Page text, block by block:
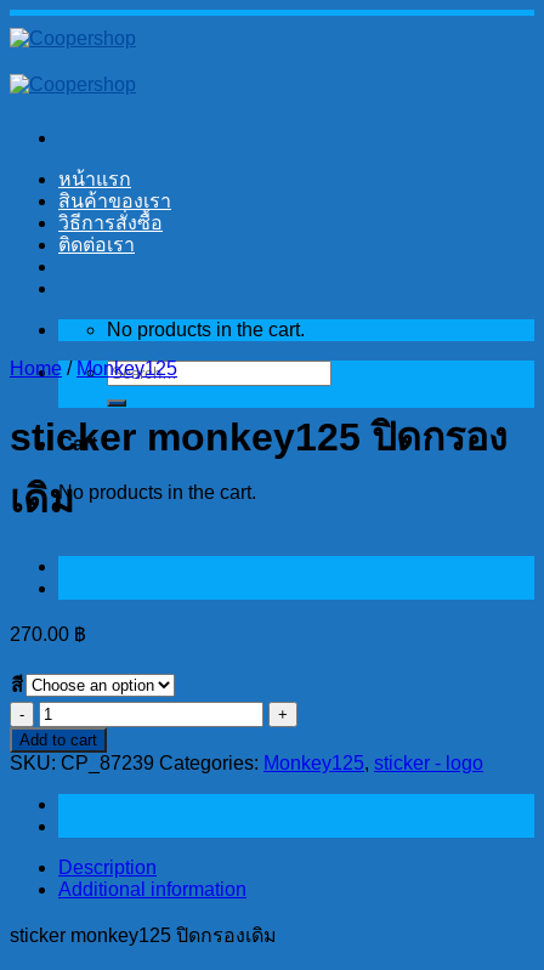
Skip
to
หน้าแรก
สินค้าของเรา
วิธีการสั่งซื้อ
ติดต่อเรา
No products in the cart.
Search
for:
Cart
No products in the cart.
Home / Monkey125
sticker monkey125 ปิดกรอง
เดิม
270.00 ฿
สี
sticker
monkey125
ปิด
กรอง
เดิม
Add to cart
SKU: CP_87239 Categories: Monkey125, sticker - logo
Description
Additional information
sticker monkey125 ปิดกรองเดิม